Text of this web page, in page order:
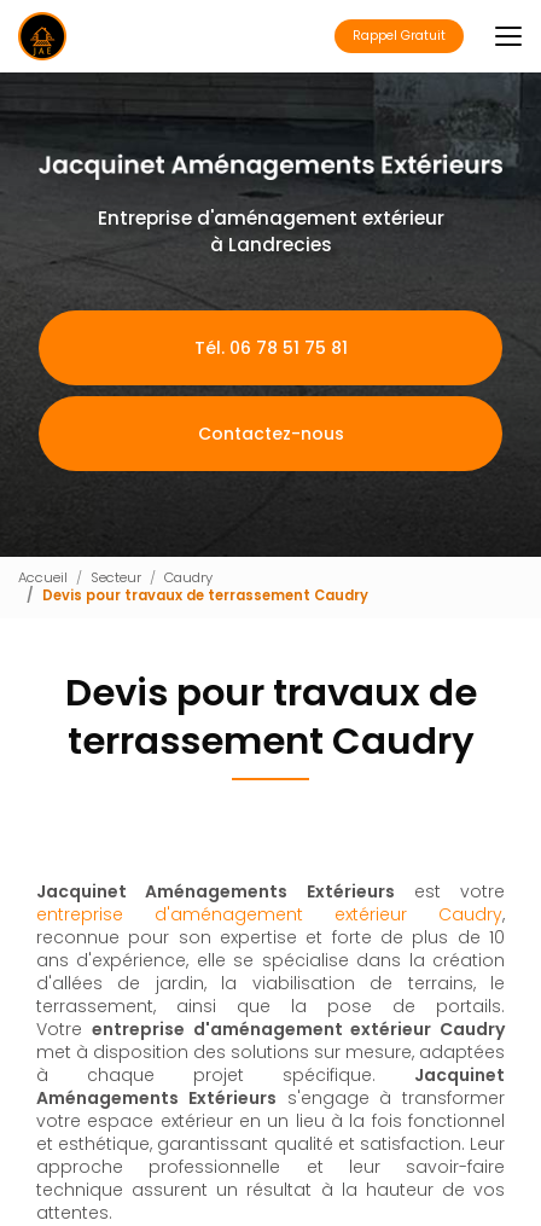
Aller
au
contenu
principal
Rappel Gratuit
Entreprise d'aménagement extérieur
à Landrecies
Tél. 06 78 51 75 81
Contactez-nous
Accueil Secteur
Caudry
Devis pour travaux de terrassement Caudry
Devis pour travaux de
terrassement Caudry
Jacquinet Aménagements Extérieurs est votre
entreprise d'aménagement extérieur Caudry,
reconnue pour son expertise et forte de plus de 10
ans d'expérience, elle se spécialise dans la création
d'allées de jardin, la viabilisation de terrains, le
terrassement, ainsi que la pose de portails.
Votre entreprise d'aménagement extérieur Caudry
met à disposition des solutions sur mesure, adaptées
à chaque projet spécifique. Jacquinet
Aménagements Extérieurs s'engage à transformer
votre espace extérieur en un lieu à la fois fonctionnel
et esthétique, garantissant qualité et satisfaction. Leur
approche professionnelle et leur savoir-faire
technique assurent un résultat à la hauteur de vos
attentes.